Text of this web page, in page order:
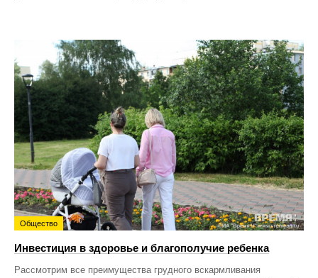
Общество
Инвестиция в здоровье и благополучие ребенка
Рассмотрим все преимущества грудного вскармливания